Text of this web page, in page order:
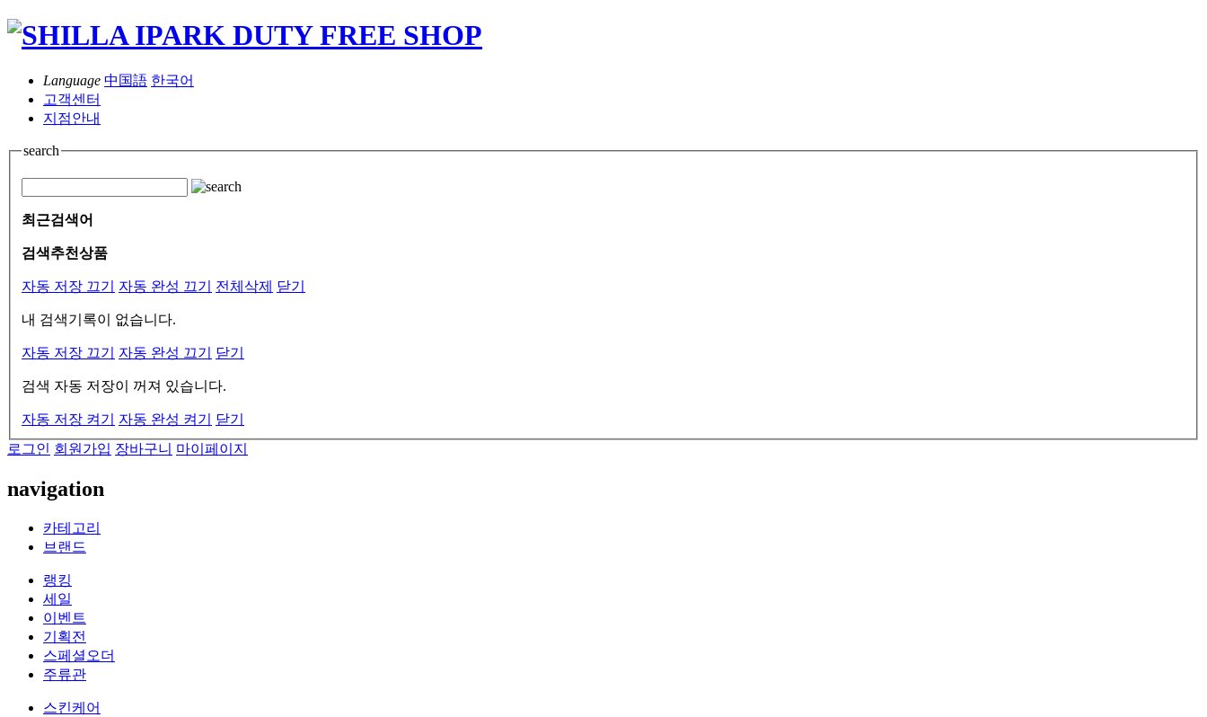
Language 中国語 한국어
고객센터
지점안내
search
최근검색어
검색추천상품
자동 저장 끄기 자동 완성 끄기 전체삭제 닫기
내 검색기록이 없습니다.
자동 저장 끄기 자동 완성 끄기 닫기
검색 자동 저장이 꺼져 있습니다.
자동 저장 켜기 자동 완성 켜기
닫기
로그인 회원가입 장바구니 마이페이지
navigation
카테고리
브랜드
랭킹
세일
이벤트
기획전
스페셜오더
주류관
스킨케어